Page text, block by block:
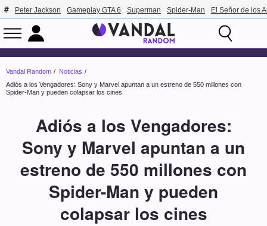
Peter Jackson Gameplay GTA 6 Superman Spider-Man El Señor de los
Vandal Random
Noticias
Adiós a los Vengadores: Sony y Marvel apuntan a un estreno de 550 millones con
Spider-Man y pueden colapsar los cines
Adiós a los Vengadores:
Sony y Marvel apuntan a un
estreno de 550 millones con
Spider-Man y pueden
colapsar los cines